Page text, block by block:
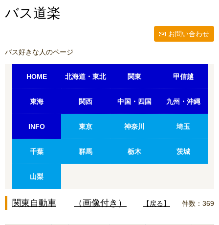
バス道楽
お問い合わせ
バス好きな人のページ
HOME 北海道・東北 関東 甲信越
東海 関西 中国・四国 九州・沖縄
INFO 東京 神奈川 埼玉
千葉 群馬 栃木 茨城
山梨
関東自動車 （画像付き） 【戻る】 件数：369